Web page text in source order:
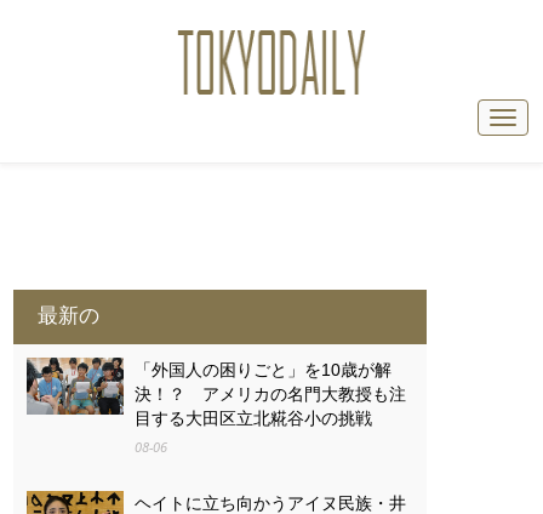
最新の
「外国人の困りごと」を10歳が解
決！？ アメリカの名門大教授も注
目する大田区立北糀谷小の挑戦
08-06
ヘイトに立ち向かうアイヌ民族・井